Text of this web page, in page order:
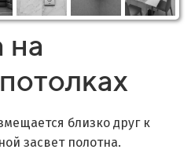
на
близко друг к
засвет полотна.